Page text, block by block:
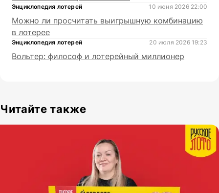
Энциклопедия лотерей 10 июня 2026 22:00
Можно ли просчитать выигрышную комбинацию
в лотерее
Энциклопедия лотерей 20 июля 2026 19:23
Вольтер: философ и лотерейный миллионер
Читайте также